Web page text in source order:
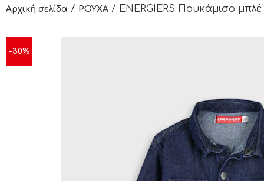
Αρχική σελίδα / ΡΟΥΧΑ / ENERGIERS Πουκάμισο μπλέ
-30%